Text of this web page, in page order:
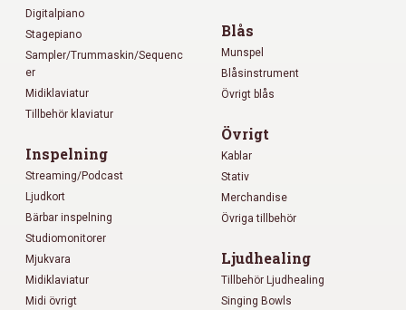
Digitalpiano
Stagepiano
Sampler/Trummaskin/Sequenc
er
Midiklaviatur
Tillbehör klaviatur
Inspelning
Streaming/Podcast
Ljudkort
Bärbar inspelning
Studiomonitorer
Mjukvara
Midiklaviatur
Midi övrigt
Blås
Munspel
Blåsinstrument
Övrigt blås
Övrigt
Kablar
Stativ
Merchandise
Övriga tillbehör
Ljudhealing
Tillbehör Ljudhealing
Singing Bowls